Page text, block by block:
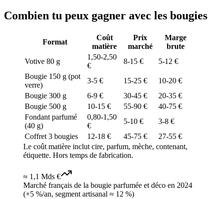
Combien tu peux gagner avec les bougies
Format
Coût
matière
Prix
marché
Marge
brute
Votive 80 g
1,50-2,50
€
8-15 €
5-12 €
Bougie 150 g (pot
verre)
3-5 € 15-25 €
10-20 €
Bougie 300 g
6-9 € 30-45 €
20-35 €
Bougie 500 g
10-15 € 55-90 €
40-75 €
Fondant parfumé
(40 g)
0,80-1,50
€
5-10 €
3-8 €
Coffret 3 bougies
12-18 € 45-75 €
27-55 €
Le coût matière inclut cire, parfum, mèche, contenant,
étiquette. Hors temps de fabrication.
≈ 1,1 Mds €
Marché français de la bougie parfumée et déco en 2024
(+5 %/an, segment artisanal ≈ 12 %)